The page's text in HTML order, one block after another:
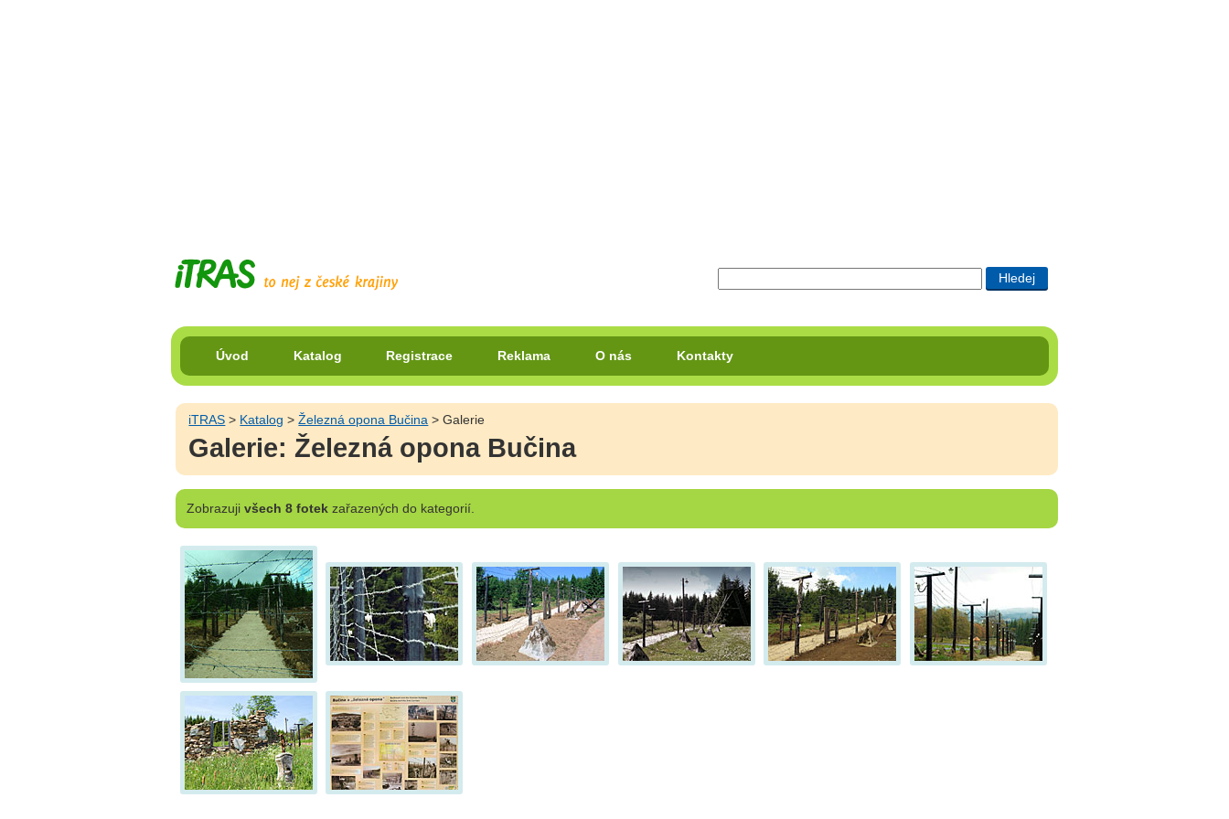
Úvod Katalog Registrace Reklama O nás Kontakty
iTRAS > Katalog >Železná opona Bučina > Galerie
Galerie: Železná opona Bučina
Zobrazuji všech 8 fotekzařazených do kategorií.